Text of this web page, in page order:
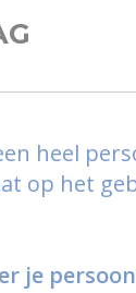
heel
op het
je